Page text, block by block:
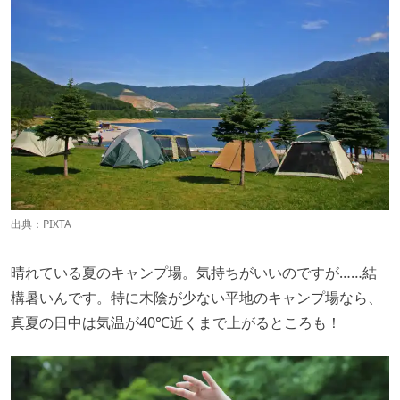
出典：PIXTA
晴れている夏のキャンプ場。気持ちがいいのですが……結
構暑いんです。特に木陰が少ない平地のキャンプ場なら、
真夏の日中は気温が40℃近くまで上がるところも！